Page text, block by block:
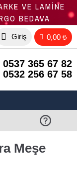
VE LAMİNE
BEDAVA
Giriş 0,00 ₺
0537 365 67 82
0532 256 67 58
Meşe